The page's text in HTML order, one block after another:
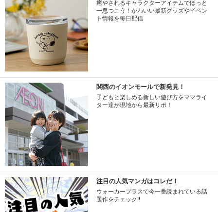
癒やされるキャラクターアイテムでほっと
一息つこう！かわいい最新グッズやイベン
ト情報を毎日配信
関西のイオンモールで新発見！
子どもと楽しめる新しい遊び方をママライ
ター達が現地から最新リポ！
注目の人気マンガはコレだ！
ウォーカープラスで今一番読まれている話
題作をチェック!!